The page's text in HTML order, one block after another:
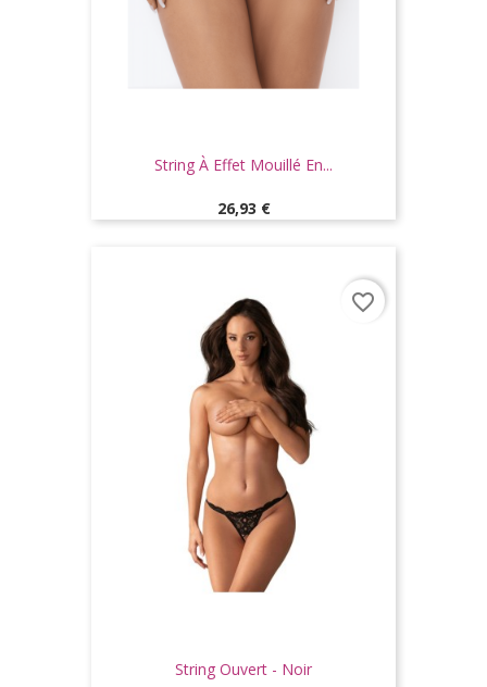
String À Effet Mouillé En...
Prix
26,93 €
String Ouvert - Noir
favorite_border